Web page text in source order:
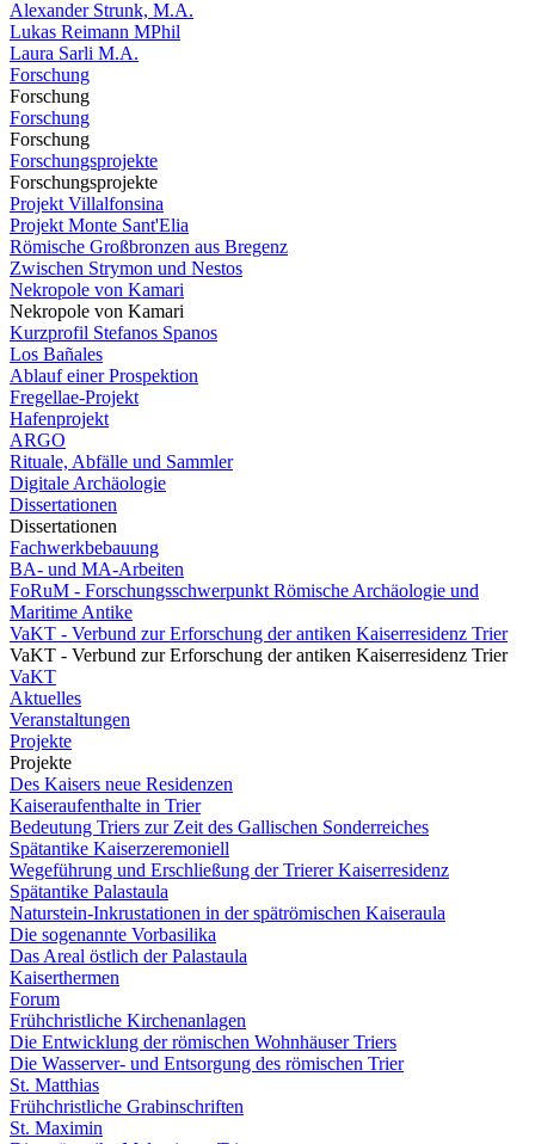
Alexander Strunk, M.A.
Lukas Reimann MPhil
Laura Sarli M.A.
Forschung
Forschung
Forschung
Forschung
Forschungsprojekte
Forschungsprojekte
Projekt Villalfonsina
Projekt Monte Sant'Elia
Römische Großbronzen aus Bregenz
Zwischen Strymon und Nestos
Nekropole von Kamari
Nekropole von Kamari
Kurzprofil Stefanos Spanos
Los Bañales
Ablauf einer Prospektion
Fregellae-Projekt
Hafenprojekt
ARGO
Rituale, Abfälle und Sammler
Digitale Archäologie
Dissertationen
Dissertationen
Fachwerkbebauung
BA- und MA-Arbeiten
FoRuM - Forschungsschwerpunkt Römische Archäologie und
Maritime Antike
VaKT - Verbund zur Erforschung der antiken Kaiserresidenz Trier
VaKT - Verbund zur Erforschung der antiken Kaiserresidenz Trier
VaKT
Aktuelles
Veranstaltungen
Projekte
Projekte
Des Kaisers neue Residenzen
Kaiseraufenthalte in Trier
Bedeutung Triers zur Zeit des Gallischen Sonderreiches
Spätantike Kaiserzeremoniell
Wegeführung und Erschließung der Trierer Kaiserresidenz
Spätantike Palastaula
Naturstein-Inkrustationen in der spätrömischen Kaiseraula
Die sogenannte Vorbasilika
Das Areal östlich der Palastaula
Kaiserthermen
Forum
Frühchristliche Kirchenanlagen
Die Entwicklung der römischen Wohnhäuser Triers
Die Wasserver- und Entsorgung des römischen Trier
St. Matthias
Frühchristliche Grabinschriften
St. Maximin